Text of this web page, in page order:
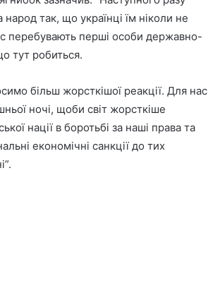
так, що українці їм ніколи не
перебувають перші особи державно-
тут робиться.
більш жорсткішої реакції. Для нас
ночі, щоби світ жорсткіше
нації в боротьбі за наші права та
економічні санкції до тих